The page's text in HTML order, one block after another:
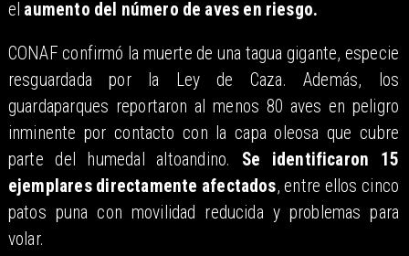
el aumento del número de aves en riesgo.
CONAF confirmó la muerte de una tagua gigante, especie
resguardada por la Ley de Caza. Además, los
guardaparques reportaron al menos 80 aves en peligro
inminente por contacto con la capa oleosa que cubre
parte del humedal altoandino. Se identificaron 15
ejemplares directamente afectados, entre ellos cinco
patos puna con movilidad reducida y problemas para
volar.